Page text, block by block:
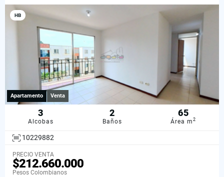
HB
Apartamento Venta
3
Alcobas
2
Baños
65
Área m2
10229882
PRECIO VENTA
$212.660.000
Pesos Colombianos